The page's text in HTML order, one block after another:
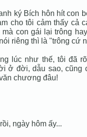
ký Bích hôn hít con
cho tôi cảm thấy cả
mà con gái lại trông
riêng thì là "trông cứ
lúc như thế, tôi đã
ở đời, dẫu sao, cũng
chương đâu!
ngày hôm ấy...